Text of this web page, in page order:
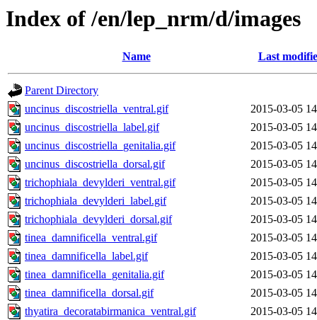
Index of /en/lep_nrm/d/images
Name Last
Parent Directory
uncinus_discostriella_ventral.gif
2015-03-05
uncinus_discostriella_label.gif
2015-03-05
uncinus_discostriella_genitalia.gif
2015-03-05
uncinus_discostriella_dorsal.gif
2015-03-05
trichophiala_devylderi_ventral.gif
2015-03-05
trichophiala_devylderi_label.gif
2015-03-05
trichophiala_devylderi_dorsal.gif
2015-03-05
tinea_damnificella_ventral.gif
2015-03-05
tinea_damnificella_label.gif
2015-03-05
tinea_damnificella_genitalia.gif
2015-03-05
tinea_damnificella_dorsal.gif
2015-03-05
thyatira_decoratabirmanica_ventral.gif
2015-03-05